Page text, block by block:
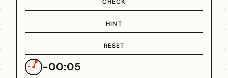
HINT
RESET
-00:05